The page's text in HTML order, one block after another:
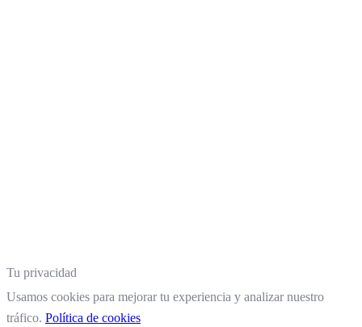
Tu privacidad
Usamos cookies para mejorar tu experiencia y analizar nuestro
tráfico. Política de cookies